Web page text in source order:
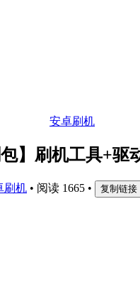
安卓刷机
】刷机工具+
刷机 • 阅读 1665 • 复制链接